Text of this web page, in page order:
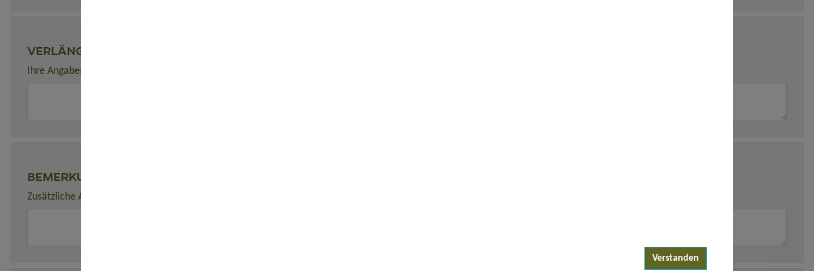
VERLÄNGERUNGEN
Ihre Angaben zu gewünschten Verlängerungsprogrammen, Badeaufenthalte etc. vor und nach der Reise.
BEMERKUNGEN
Zusätzliche Angaben zur Buchung, z. B. zu Unterkünften
Verstanden